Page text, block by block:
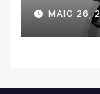
MAIO 26,